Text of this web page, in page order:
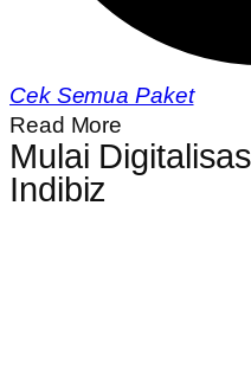
Cek Semua Paket
Read More
Mulai
Indibiz